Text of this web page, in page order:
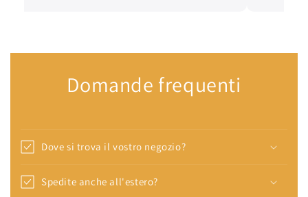
Domande frequenti
Dove si trova il vostro negozio?
Spedite anche all'estero?